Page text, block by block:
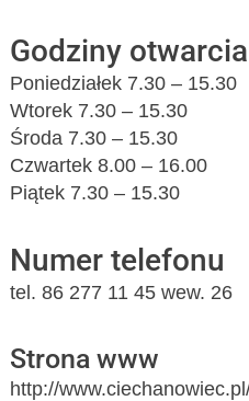
Godziny otwarcia
Poniedziałek 7.30 – 15.30
Wtorek 7.30 – 15.30
Środa 7.30 – 15.30
Czwartek 8.00 – 16.00
Piątek 7.30 – 15.30
Numer telefonu
tel. 86 277 11 45 wew. 26
Strona www
http://